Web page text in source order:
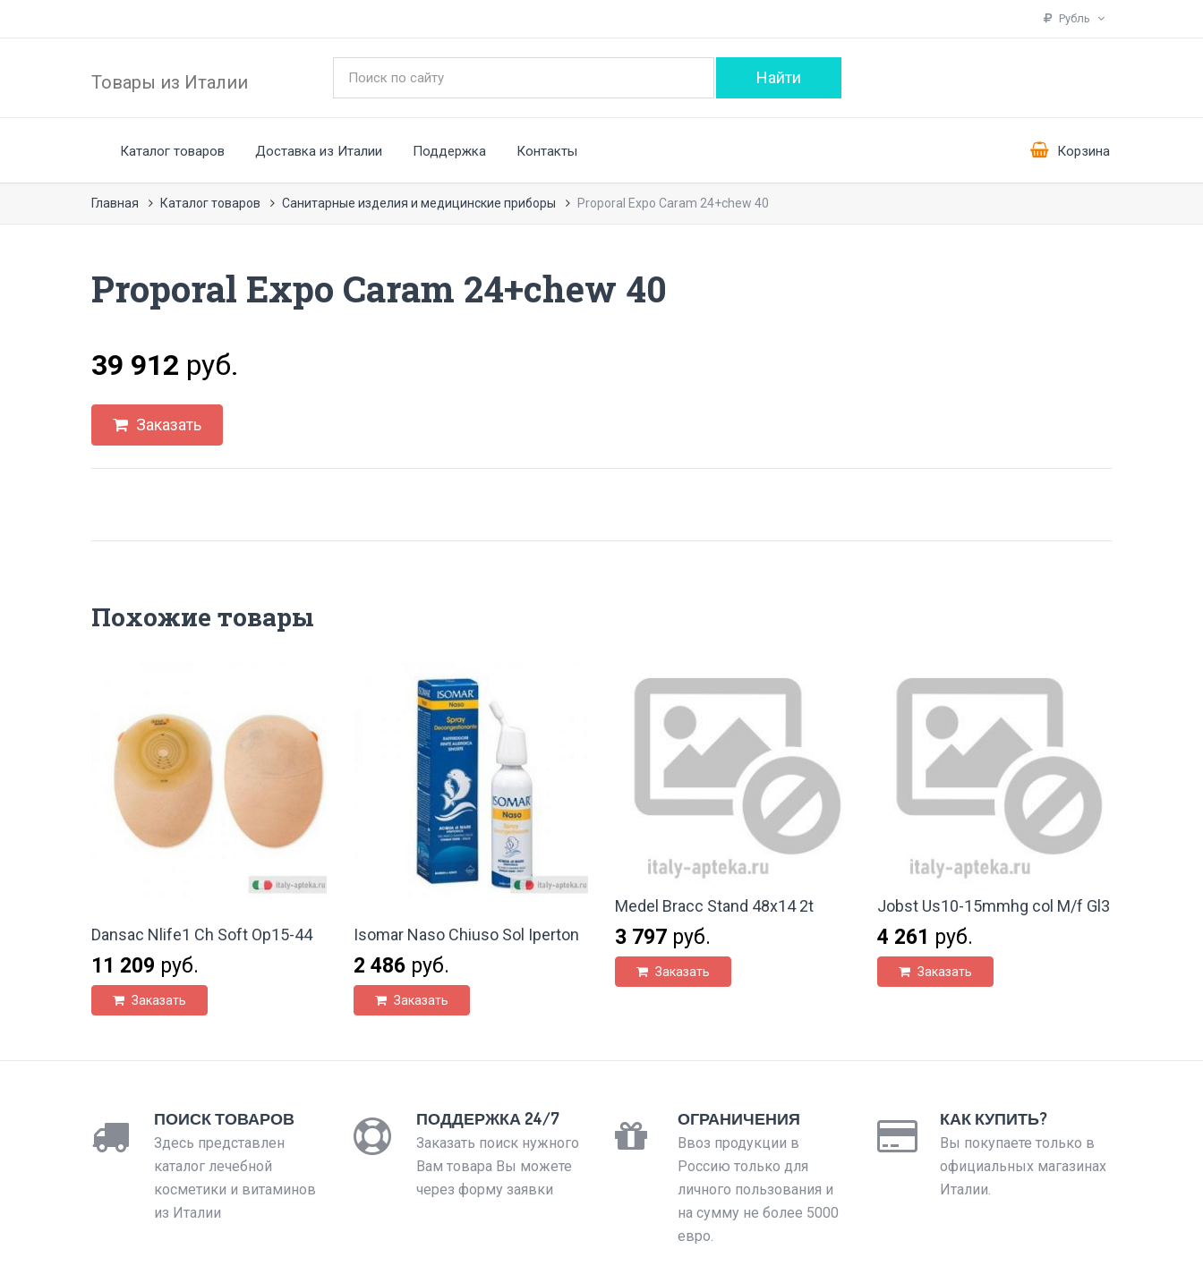
Рубль
Товары из Италии
Каталог товаров Доставка из Италии Поддержка Контакты Корзина
Главная Каталог товаров Санитарные изделия и медицинские приборы Proporal Expo Caram 24+chew 40
Proporal Expo Caram 24+chew 40
39 912 руб.
Заказать
Похожие товары
Dansac Nlife1 Ch Soft Op15-44
11 209 руб.
Заказать
Isomar Naso Chiuso Sol Iperton
2 486руб.
Заказать
Medel Bracc Stand 48x14 2t
3 797 руб.
Заказать
Jobst Us10-15mmhg col M/f Gl3
4 261 руб.
Заказать
ПОИСК ТОВАРОВ
Здесь представлен
каталог лечебной
косметики и витаминов
из Италии
ПОДДЕРЖКА 24/7
Заказать поиск нужного
Вам товара Вы можете
через форму заявки
ОГРАНИЧЕНИЯ
Ввоз продукции в
Россию только для
личного пользования и
на сумму не более 5000
евро.
КАК КУПИТЬ?
Вы покупаете только в
официальных магазинах
Италии.